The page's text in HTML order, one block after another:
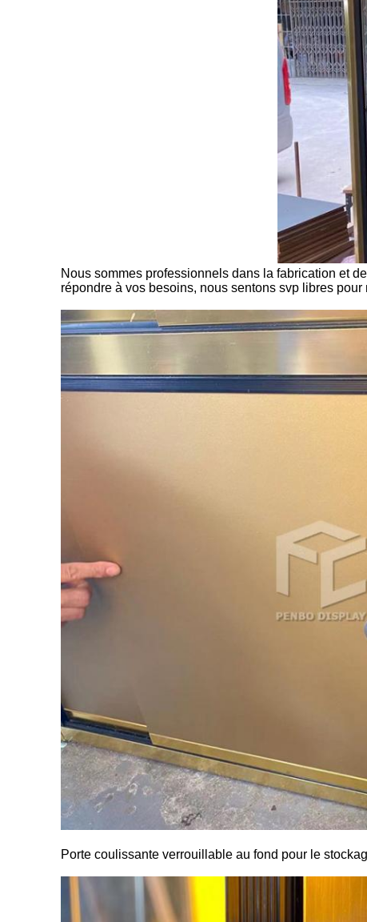
Nous sommes professionnels dans la fabrication et
répondre à vos besoins, nous sentons svp libres
Porte coulissante verrouillable au fond pour le